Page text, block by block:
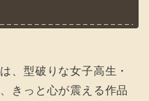
、型破りな女子高生・
きっと心が震える作品